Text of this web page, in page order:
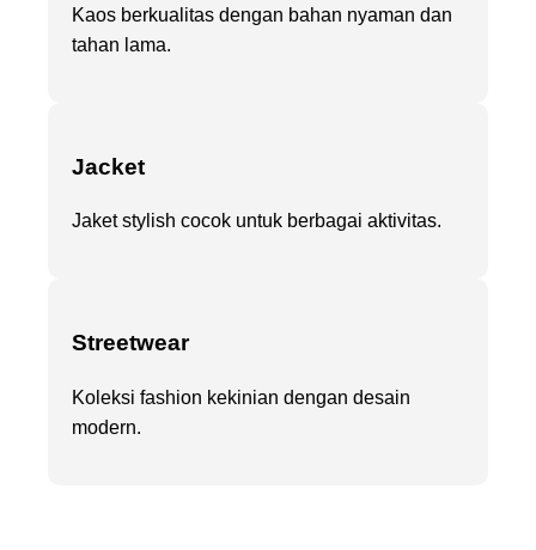
Kaos berkualitas dengan bahan nyaman dan
tahan lama.
Jacket
Jaket stylish cocok untuk berbagai aktivitas.
Streetwear
Koleksi fashion kekinian dengan desain
modern.